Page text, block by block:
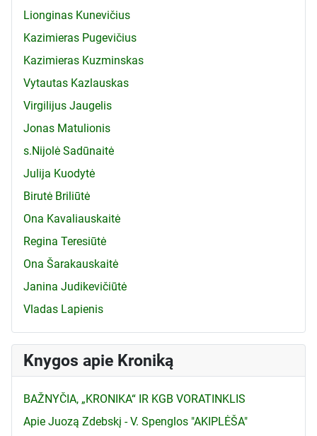
Lionginas Kunevičius
Kazimieras Pugevičius
Kazimieras Kuzminskas
Vytautas Kazlauskas
Virgilijus Jaugelis
Jonas Matulionis
s.Nijolė Sadūnaitė
Julija Kuodytė
Birutė Briliūtė
Ona Kavaliauskaitė
Regina Teresiūtė
Ona Šarakauskaitė
Janina Judikevičiūtė
Vladas Lapienis
Knygos apie Kroniką
BAŽNYČIA, „KRONIKA“ IR KGB VORATINKLIS
Apie Juozą Zdebskį - V. Spenglos "AKIPLĖŠA"